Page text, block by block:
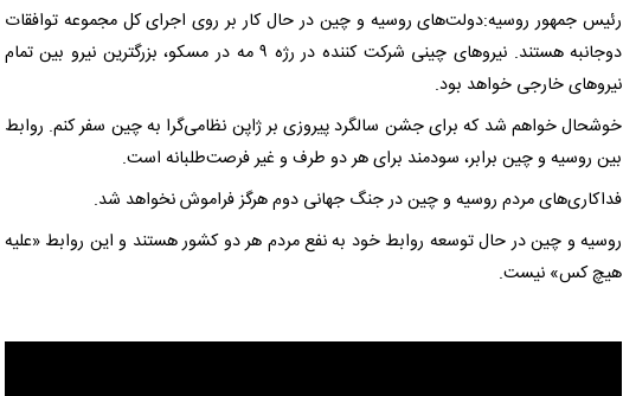
رئیس جمهور روسیه:دولت‌های روسیه و چین در حال کار بر روی اجرای کل مجموعه توافقات
دوجانبه هستند. نیروهای چینی شرکت کننده در رژه ۹ مه در مسکو، بزرگترین نیرو بین تمام
نیروهای خارجی خواهد بود.
خوشحال خواهم شد که برای جشن سالگرد پیروزی بر ژاپن نظامی‌گرا به چین سفر کنم. روابط
بین روسیه و چین برابر، سودمند برای هر دو طرف و غیر فرصت‌طلبانه است.
فداکاری‌های مردم روسیه و چین در جنگ جهانی دوم هرگز فراموش نخواهد شد.
روسیه و چین در حال توسعه روابط خود به نفع مردم هر دو کشور هستند و این روابط «علیه
هیچ کس» نیست.